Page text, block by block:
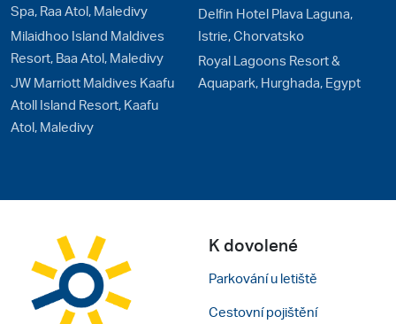
Spa, Raa Atol, Maledivy
Milaidhoo Island Maldives
Resort, Baa Atol, Maledivy
JW Marriott Maldives Kaafu
Atoll Island Resort, Kaafu
Atol, Maledivy
Delfin Hotel Plava Laguna,
Istrie, Chorvatsko
Royal Lagoons Resort &
Aquapark, Hurghada, Egypt
K dovolené
Parkování u letiště
Cestovní pojištění